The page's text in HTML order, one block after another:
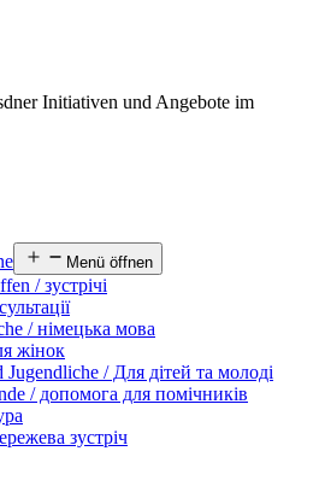
Initiativen und Angebote im
Menü öffnen
/ зустрічі
/ німецька мова
жінок
/ Для дітей та молоді
/ допомога для помічників
зустріч